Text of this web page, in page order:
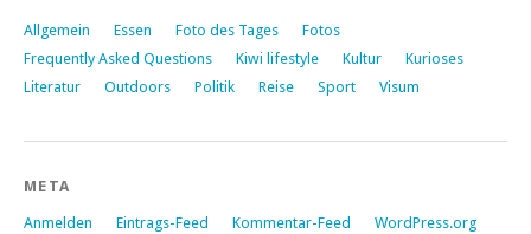
Allgemein Essen Foto des Tages
Fotos
Frequently Asked Questions
Kiwi lifestyle Kultur
Kurioses
Literatur
Outdoors Politik Reise Sport Visum
META
Anmelden Eintrags-Feed Kommentar-Feed WordPress.org